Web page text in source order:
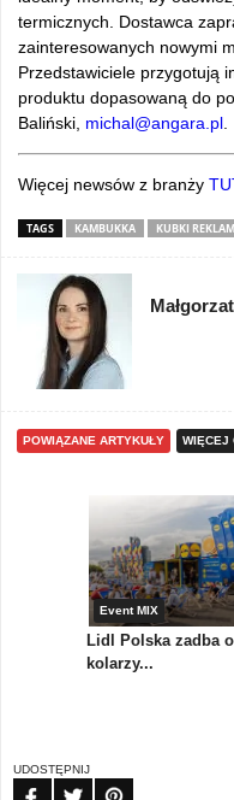
termicznych. Dostawca
zainteresowanych nowymi
Przedstawiciele przygotują
produktu dopasowaną do
Baliński, michal@angara.pl
Więcej newsów z branży
TAGS KAMBUKKA KUBKI
POWIĄZANE ARTYKUŁY WIĘCEJ
Event MIX
Lidl Polska zadba o
kolarzy...
UDOSTĘPNIJ